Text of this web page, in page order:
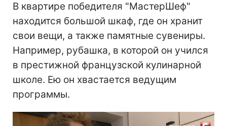
В квартире победителя "МастерШеф"
находится большой шкаф, где он хранит
свои вещи, а также памятные сувениры.
Например, рубашка, в которой он учился
в престижной французской кулинарной
школе. Ею он хвастается ведущим
программы.